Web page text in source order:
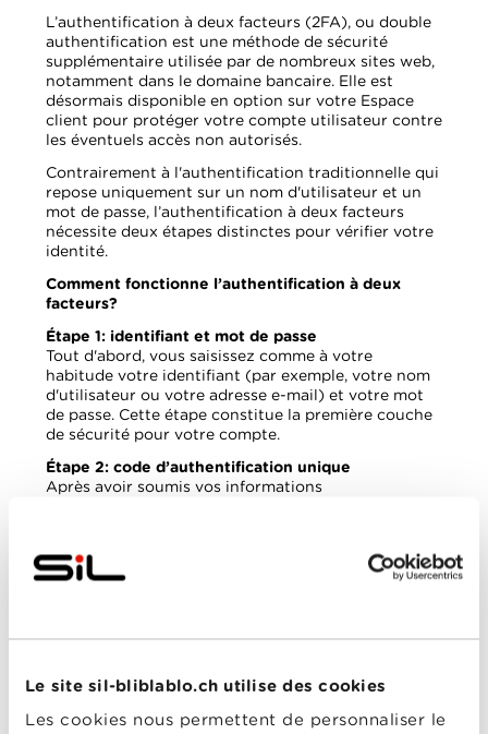
Le site sil-bliblablo.ch utilise des cookies
Les cookies nous permettent de personnaliser le
L’authentification à deux facteurs (2FA), ou double
authentification est une méthode de sécurité
supplémentaire utilisée par de nombreux sites web,
notamment dans le domaine bancaire. Elle est
désormais disponible en option sur votre Espace
client pour protéger votre compte utilisateur contre
les éventuels accès non autorisés.
Contrairement à l'authentification traditionnelle qui
repose uniquement sur un nom d'utilisateur et un
mot de passe, l’authentification à deux facteurs
nécessite deux étapes distinctes pour vérifier votre
identité.
Comment fonctionne l’authentification à deux
facteurs?
Étape 1: identifiant et mot de passe
Tout d'abord, vous saisissez comme à votre
habitude votre identifiant (par exemple, votre nom
d'utilisateur ou votre adresse e-mail) et votre mot
de passe. Cette étape constitue la première couche
de sécurité pour votre compte.
Étape 2: code d’authentification unique
Après avoir soumis vos informations
utilisez une application d'authentification, comme
Google Authenticator ou Authy disponibles au
code temporaire à saisir pour terminer le processus.